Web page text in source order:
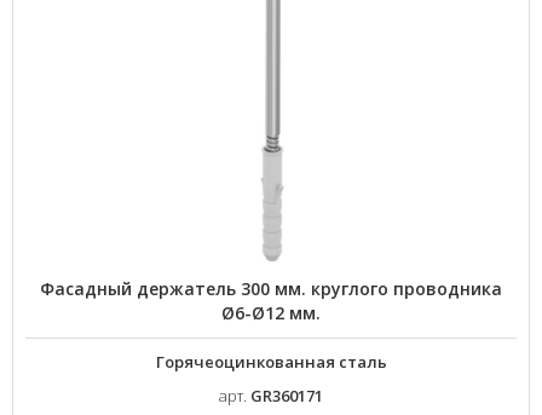
Фасадный держатель 300 мм. круглого проводника
Ø6-Ø12 мм.
Горячеоцинкованная сталь
арт. GR360171